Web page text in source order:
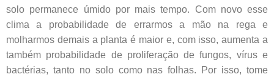
solo permanece úmido por mais tempo. Com novo esse
clima a probabilidade de errarmos a mão na rega e
molharmos demais a planta é maior e, com isso, aumenta a
também probabilidade de proliferação de fungos, vírus e
bactérias, tanto no solo como nas folhas. Por isso, tome